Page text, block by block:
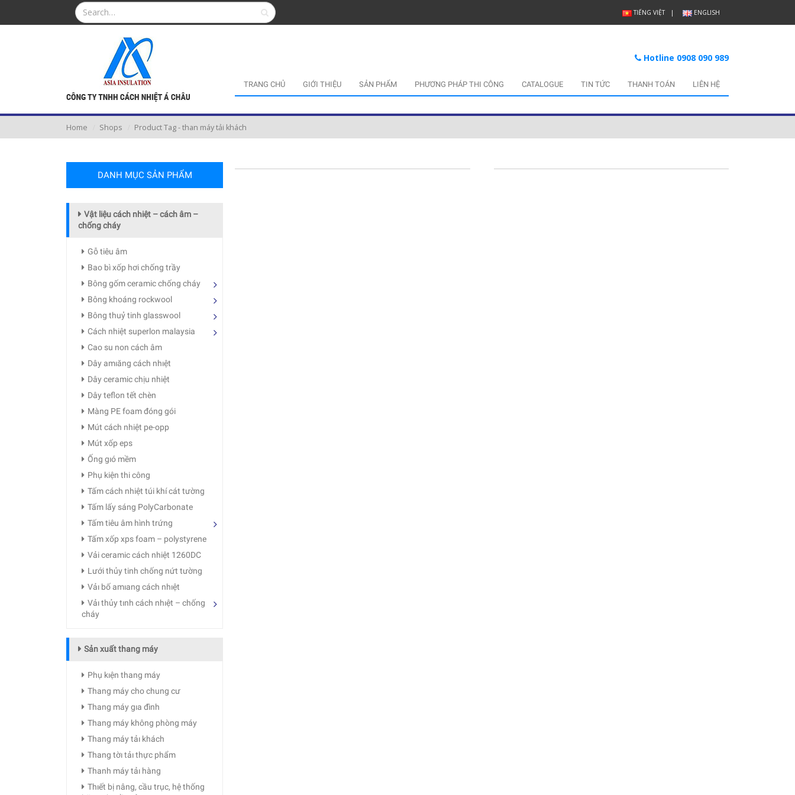
TIẾNG VIỆT ENGLISH
Hotline 0908 090 989
TRANG CHỦ GIỚI THIỆU SẢN PHẨM PHƯƠNG PHÁP THI CÔNG CATALOGUE TIN TỨC THANH TOÁN LIÊN HỆ
Home Shops Product Tag -than máy tải khách
DANH MỤC SẢN PHẨM
Vật liệu cách nhiệt – cách âm –
chống cháy
Gỗ tiêu âm
Bao bì xốp hơi chống trầy
Bông gốm ceramic chống cháy
Bông khoáng rockwool
Bông thuỷ tinh glasswool
Cách nhiệt superlon malaysia
Cao su non cách âm
Dây amıăng cách nhıệt
Dây ceramic chịu nhiệt
Dây teflon tết chèn
Màng PE foam đóng gói
Mút cách nhiệt pe-opp
Mút xốp eps
Ống gıó mềm
Phụ kiện thi công
Tấm cách nhiệt túi khí cát tường
Tấm lấy sáng PolyCarbonate
Tấm tiêu âm hình trứng
Tấm xốp xps foam – polystyrene
Vải ceramic cách nhiệt 1260DC
Lưới thủy tinh chống nứt tường
Vảı bố amıang cách nhıệt
Vảı thủy tınh cách nhıệt – chống
cháy
Sản xuất thang máy
Phụ kıện thang máy
Thang máy cho chung cư
Thang máy gıa đình
Thang máy không phòng máy
Thang máy tảı khách
Thang tờı tảı thực phẩm
Thanh máy tảı hàng
Thıết bị nâng, cầu trục, hệ thống